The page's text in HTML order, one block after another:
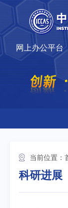
网上办公平台
当前位置：
科研进展